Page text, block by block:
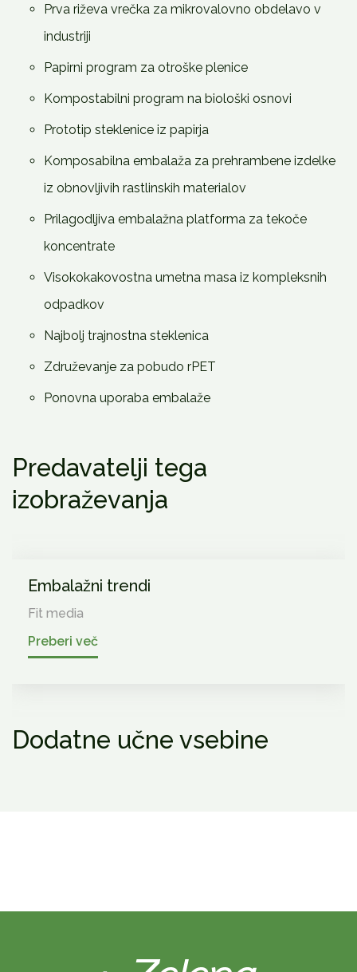
Prva riževa vrečka za mikrovalovno obdelavo v
industriji
Papirni program za otroške plenice
Kompostabilni program na biološki osnovi
Prototip steklenice iz papirja
Komposabilna embalaža za prehrambene izdelke
iz obnovljivih rastlinskih materialov
Prilagodljiva embalažna platforma za tekoče
koncentrate
Visokokakovostna umetna masa iz kompleksnih
odpadkov
Najbolj trajnostna steklenica
Združevanje za pobudo rPET
Ponovna uporaba embalaže
Predavatelji tega
izobraževanja
Embalažni trendi
Fit media
Preberi več
Dodatne učne vsebine